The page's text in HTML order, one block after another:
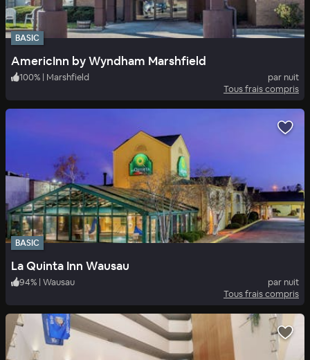
BASIC
AmericInn by Wyndham Marshfield
100% | Marshfield
par nuit
Tous frais compris
BASIC
La Quinta Inn Wausau
94% | Wausau
par nuit
Tous frais compris